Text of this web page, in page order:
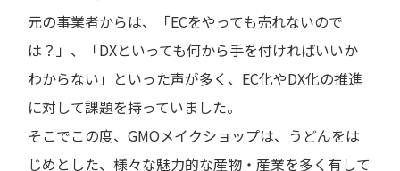
元の事業者からは、「ECをやっても売れないので
は？」、「DXといっても何から手を付ければいいか
わからない」といった声が多く、EC化やDX化の推進
に対して課題を持っていました。
そこでこの度、GMOメイクショップは、うどんをは
じめとした、様々な魅力的な産物・産業を多く有して